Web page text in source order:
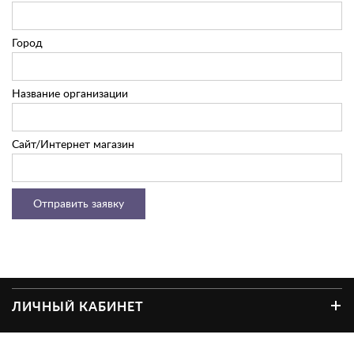
Город
Название организации
Сайт/Интернет магазин
ЛИЧНЫЙ КАБИНЕТ